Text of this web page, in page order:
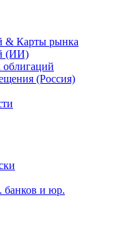
& Карты рынка
(ИИ)
облигаций
(Россия)
банков и юр.